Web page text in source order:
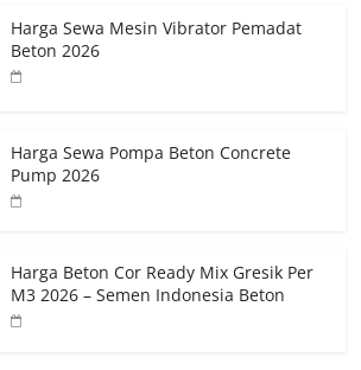
Harga Sewa Mesin Vibrator Pemadat
Beton 2026
Harga Sewa Pompa Beton Concrete
Pump 2026
Harga Beton Cor Ready Mix Gresik Per
M3 2026 – Semen Indonesia Beton